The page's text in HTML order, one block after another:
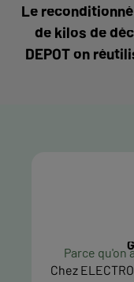
Le
de kilos de
DEPOT on
Parce qu'on
Chez